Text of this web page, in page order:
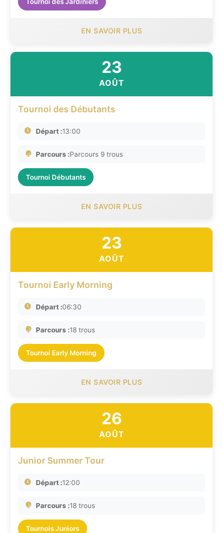
EN SAVOIR PLUS
23
AOÛT
Tournoi des Débutants
Départ :13:00
Parcours :Parcours 9 trous
Tournoi Débutants
EN SAVOIR PLUS
23
AOÛT
Tournoi Early Morning
Départ :06:30
Parcours :18 trous
Tournoi Early Morning
EN SAVOIR PLUS
26
AOÛT
Junior Summer Tour
Départ :12:00
Parcours :18 trous
Tournois Juniors